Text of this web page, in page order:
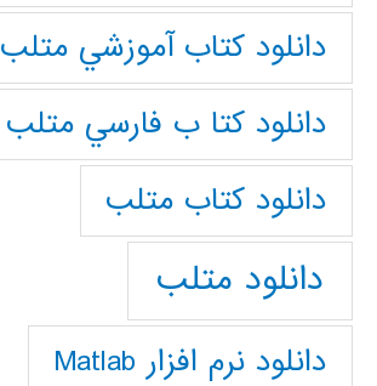
دانلود كتاب آموزشي متلب
دانلود كتا ب فارسي متلب
دانلود كتاب متلب
دانلود متلب
دانلود نرم افزار Matlab